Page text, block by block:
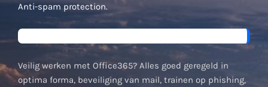
Anti-spam protection.
Veilig werken met Office365? Alles goed geregeld in
optima forma, beveiliging van mail, trainen op phishing,